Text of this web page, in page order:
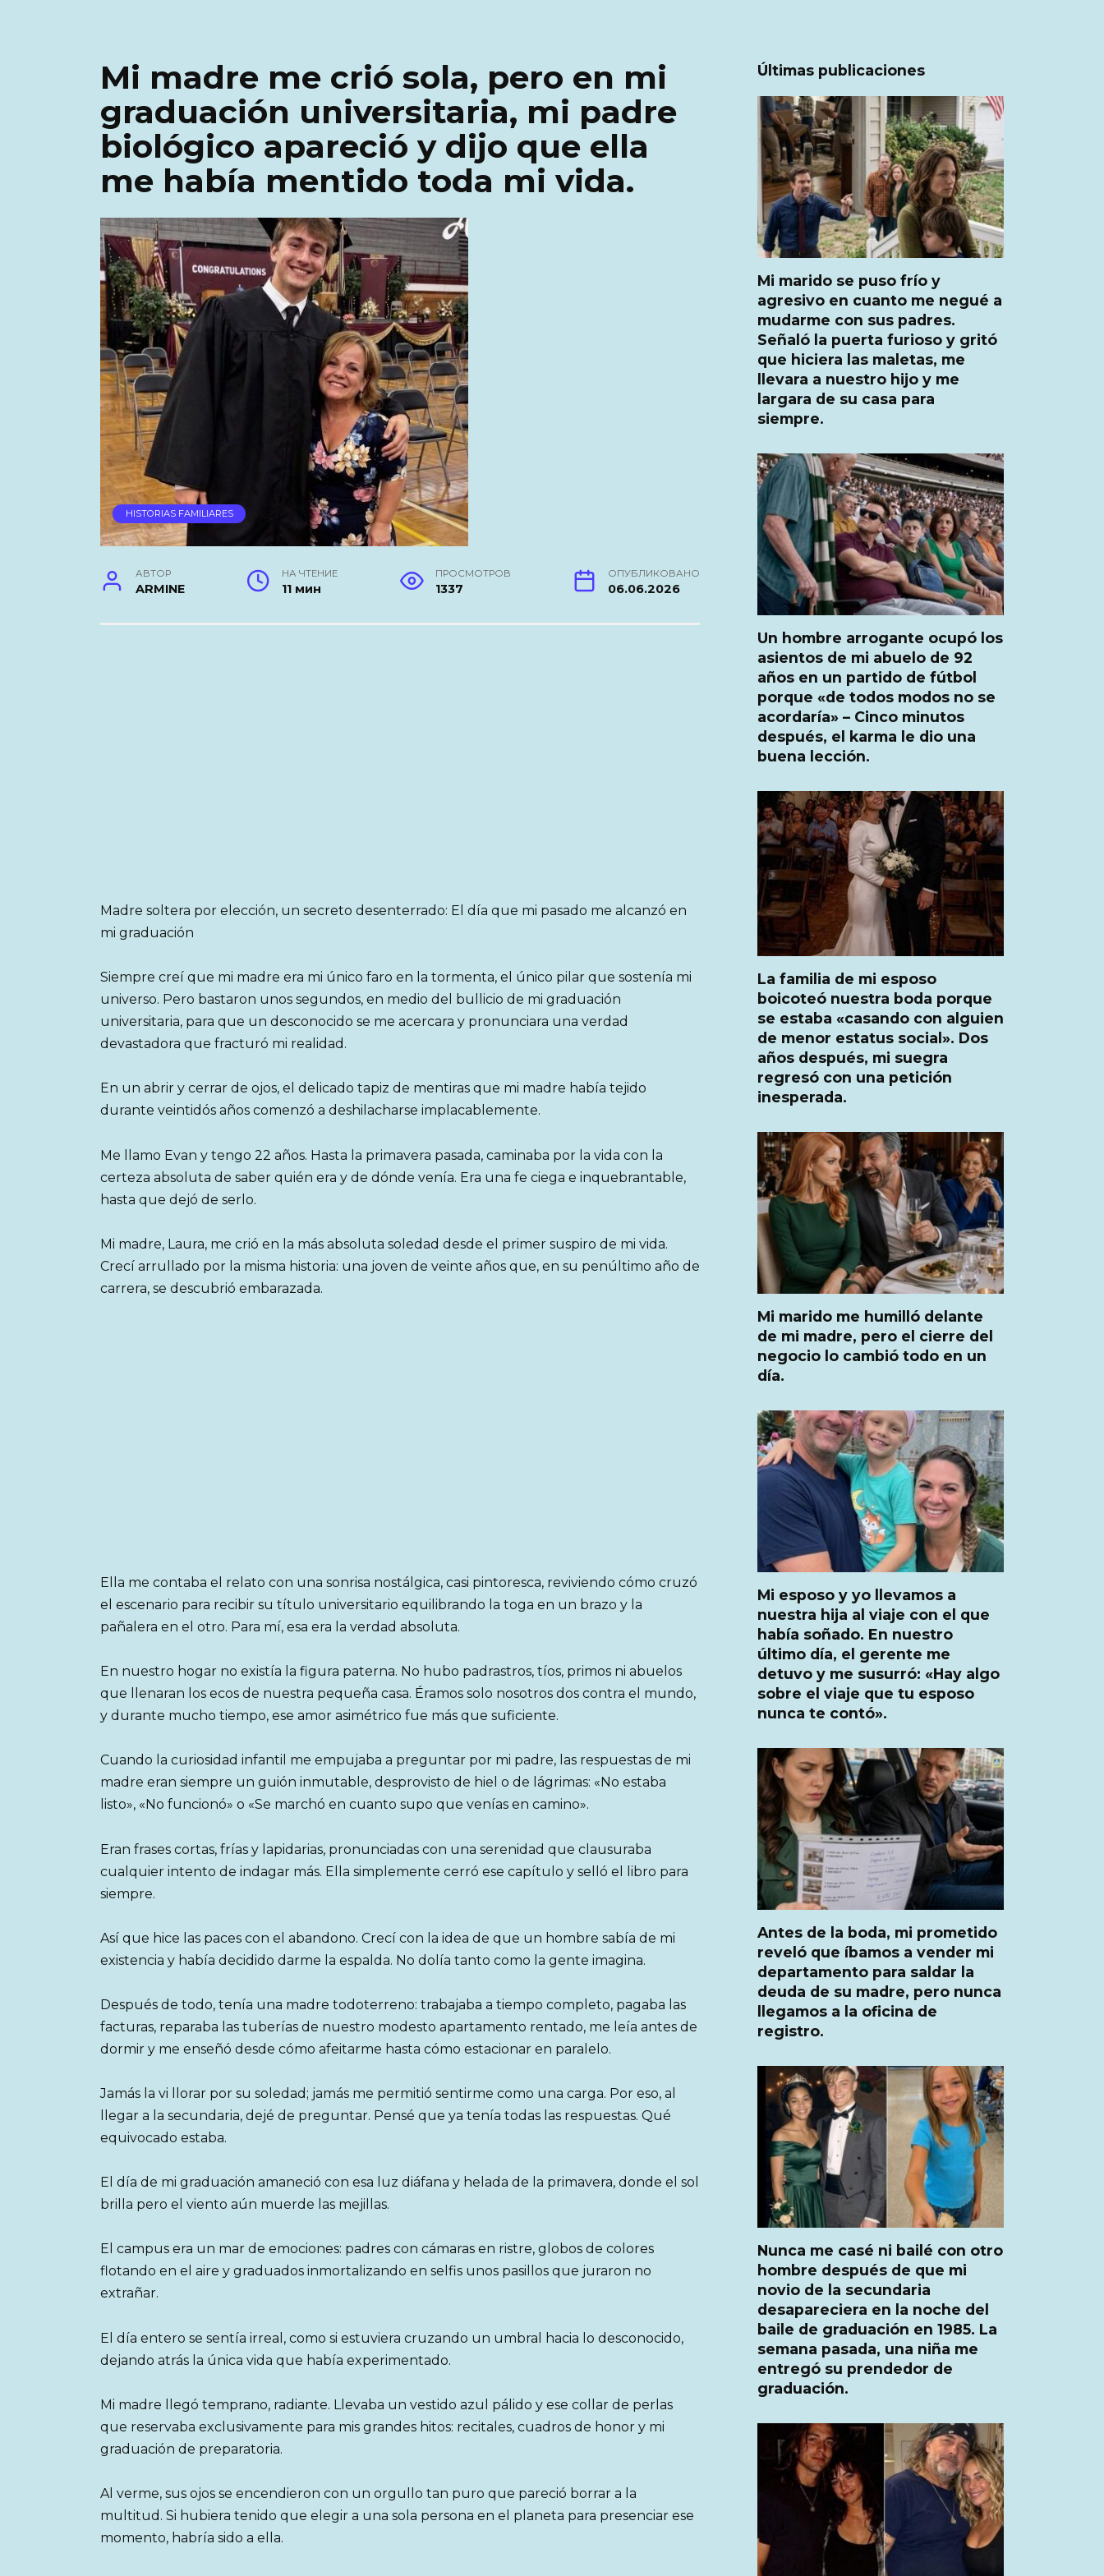
Mi madre me crió sola, pero en mi
graduación universitaria, mi padre
biológico apareció y dijo que ella
me había mentido toda mi vida.
HISTORIAS FAMILIARES
АВТОР
ARMINE
НА ЧТЕНИЕ
11 мин
ПРОСМОТРОВ
1337
ОПУБЛИКОВАНО
06.06.2026
Madre soltera por elección, un secreto desenterrado: El día que mi pasado me alcanzó en
mi graduación
Siempre creí que mi madre era mi único faro en la tormenta, el único pilar que sostenía mi
universo. Pero bastaron unos segundos, en medio del bullicio de mi graduación
universitaria, para que un desconocido se me acercara y pronunciara una verdad
devastadora que fracturó mi realidad.
En un abrir y cerrar de ojos, el delicado tapiz de mentiras que mi madre había tejido
durante veintidós años comenzó a deshilacharse implacablemente.
Me llamo Evan y tengo 22 años. Hasta la primavera pasada, caminaba por la vida con la
certeza absoluta de saber quién era y de dónde venía. Era una fe ciega e inquebrantable,
hasta que dejó de serlo.
Mi madre, Laura, me crió en la más absoluta soledad desde el primer suspiro de mi vida.
Crecí arrullado por la misma historia: una joven de veinte años que, en su penúltimo año de
carrera, se descubrió embarazada.
Ella me contaba el relato con una sonrisa nostálgica, casi pintoresca, reviviendo cómo cruzó
el escenario para recibir su título universitario equilibrando la toga en un brazo y la
pañalera en el otro. Para mí, esa era la verdad absoluta.
En nuestro hogar no existía la figura paterna. No hubo padrastros, tíos, primos ni abuelos
que llenaran los ecos de nuestra pequeña casa. Éramos solo nosotros dos contra el mundo,
y durante mucho tiempo, ese amor asimétrico fue más que suficiente.
Cuando la curiosidad infantil me empujaba a preguntar por mi padre, las respuestas de mi
madre eran siempre un guión inmutable, desprovisto de hiel o de lágrimas: «No estaba
listo», «No funcionó» o «Se marchó en cuanto supo que venías en camino».
Eran frases cortas, frías y lapidarias, pronunciadas con una serenidad que clausuraba
cualquier intento de indagar más. Ella simplemente cerró ese capítulo y selló el libro para
siempre.
Así que hice las paces con el abandono. Crecí con la idea de que un hombre sabía de mi
existencia y había decidido darme la espalda. No dolía tanto como la gente imagina.
Después de todo, tenía una madre todoterreno: trabajaba a tiempo completo, pagaba las
facturas, reparaba las tuberías de nuestro modesto apartamento rentado, me leía antes de
dormir y me enseñó desde cómo afeitarme hasta cómo estacionar en paralelo.
Jamás la vi llorar por su soledad; jamás me permitió sentirme como una carga. Por eso, al
llegar a la secundaria, dejé de preguntar. Pensé que ya tenía todas las respuestas. Qué
equivocado estaba.
El día de mi graduación amaneció con esa luz diáfana y helada de la primavera, donde el sol
brilla pero el viento aún muerde las mejillas.
El campus era un mar de emociones: padres con cámaras en ristre, globos de colores
flotando en el aire y graduados inmortalizando en selfis unos pasillos que juraron no
extrañar.
El día entero se sentía irreal, como si estuviera cruzando un umbral hacia lo desconocido,
dejando atrás la única vida que había experimentado.
Mi madre llegó temprano, radiante. Llevaba un vestido azul pálido y ese collar de perlas
que reservaba exclusivamente para mis grandes hitos: recitales, cuadros de honor y mi
graduación de preparatoria.
Al verme, sus ojos se encendieron con un orgullo tan puro que pareció borrar a la
multitud. Si hubiera tenido que elegir a una sola persona en el planeta para presenciar ese
momento, habría sido a ella.
Últimas publicaciones
Mi marido se puso frío y
agresivo en cuanto me negué a
mudarme con sus padres.
Señaló la puerta furioso y gritó
que hiciera las maletas, me
llevara a nuestro hijo y me
largara de su casa para
siempre.
Un hombre arrogante ocupó los
asientos de mi abuelo de 92
años en un partido de fútbol
porque «de todos modos no se
acordaría» – Cinco minutos
después, el karma le dio una
buena lección.
La familia de mi esposo
boicoteó nuestra boda porque
se estaba «casando con alguien
de menor estatus social». Dos
años después, mi suegra
regresó con una petición
inesperada.
Mi marido me humilló delante
de mi madre, pero el cierre del
negocio lo cambió todo en un
día.
Mi esposo y yo llevamos a
nuestra hija al viaje con el que
había soñado. En nuestro
último día, el gerente me
detuvo y me susurró: «Hay algo
sobre el viaje que tu esposo
nunca te contó».
Antes de la boda, mi prometido
reveló que íbamos a vender mi
departamento para saldar la
deuda de su madre, pero nunca
llegamos a la oficina de
registro.
Nunca me casé ni bailé con otro
hombre después de que mi
novio de la secundaria
desapareciera en la noche del
baile de graduación en 1985. La
semana pasada, una niña me
entregó su prendedor de
graduación.